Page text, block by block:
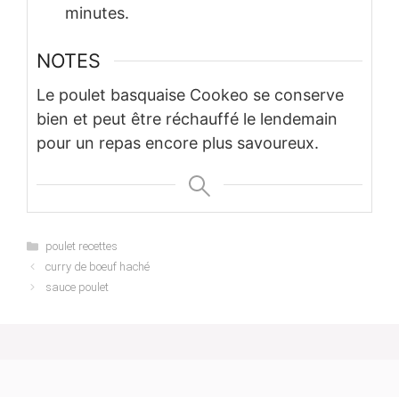
minutes.
NOTES
Le poulet basquaise Cookeo se conserve
bien et peut être réchauffé le lendemain
pour un repas encore plus savoureux.
Categories
poulet recettes
curry de boeuf haché
sauce poulet